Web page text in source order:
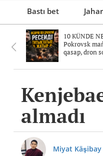
Bastı bet
10 KÜNDE
Pokrovsk
qasap, dron
almadı
Miyat Käşibay